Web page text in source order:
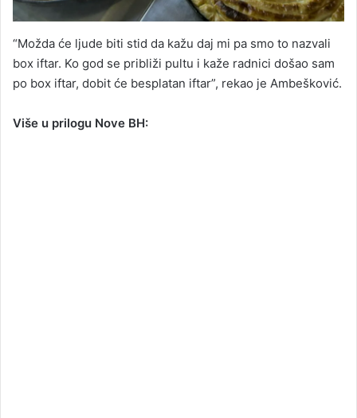
“Možda će ljude biti stid da kažu daj mi pa smo to nazvali
box iftar. Ko god se približi pultu i kaže radnici došao sam
po box iftar, dobit će besplatan iftar”, rekao je Ambešković.
Više u prilogu Nove BH: